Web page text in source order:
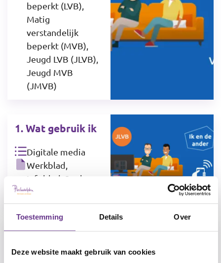
Toestemming Details Over
Deze website maakt gebruik van cookies
beperkt (LVB),
Matig
verstandelijk
beperkt (MVB),
Jeugd LVB (JLVB),
Jeugd MVB
(JMVB)
1. Wat gebruik ik
Digitale media
Werkblad,
Infoblad, Spel
Jeugd LVB (JLVB)
1. Wat gebruik ik
Digitale media